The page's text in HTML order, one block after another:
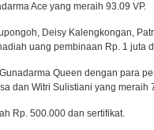
Ace yang meraih 93.09 VP.
Deisy Kalengkongan,
uang pembinaan Rp. 1 juta
Queen dengan para
dan Witri Sulistiani yang meraih
Rp. 500.000 dan sertifikat.